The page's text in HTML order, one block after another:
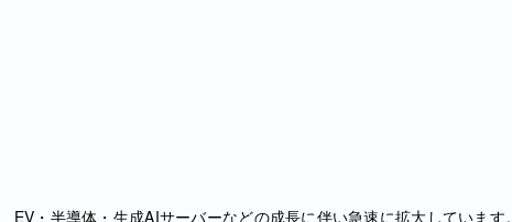
EV・半導体・生成AIサーバーなどの成長に伴い急速に拡大しています。